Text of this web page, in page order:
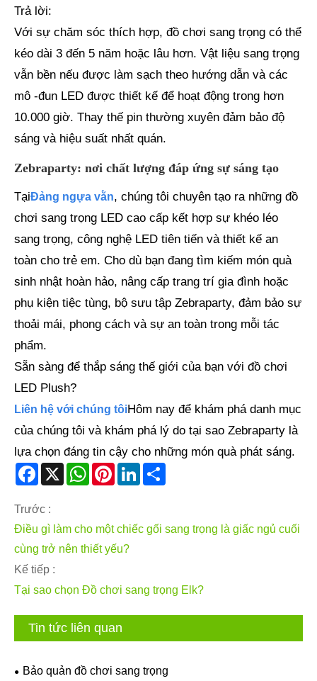
Trả lời:
Với sự chăm sóc thích hợp, đồ chơi sang trọng có thể
kéo dài 3 đến 5 năm hoặc lâu hơn. Vật liệu sang trọng
vẫn bền nếu được làm sạch theo hướng dẫn và các
mô -đun LED được thiết kế để hoạt động trong hơn
10.000 giờ. Thay thế pin thường xuyên đảm bảo độ
sáng và hiệu suất nhất quán.
Zebraparty: nơi chất lượng đáp ứng sự sáng tạo
TạiĐảng ngựa vằn, chúng tôi chuyên tạo ra những đồ
chơi sang trọng LED cao cấp kết hợp sự khéo léo
sang trọng, công nghệ LED tiên tiến và thiết kế an
toàn cho trẻ em. Cho dù bạn đang tìm kiếm món quà
sinh nhật hoàn hảo, nâng cấp trang trí gia đình hoặc
phụ kiện tiệc tùng, bộ sưu tập Zebraparty, đảm bảo sự
thoải mái, phong cách và sự an toàn trong mỗi tác
phẩm.
Sẵn sàng để thắp sáng thế giới của bạn với đồ chơi
LED Plush?
Liên hệ với chúng tôiHôm nay để khám phá danh mục
của chúng tôi và khám phá lý do tại sao Zebraparty là
lựa chọn đáng tin cậy cho những món quà phát sáng.
Facebook
X WhatsAppPinterestLinkedIn
Trước :
Điều gì làm cho một chiếc gối sang trọng là giấc ngủ cuối
cùng trở nên thiết yếu?
Kế tiếp :
Tại sao chọn Đồ chơi sang trọng Elk?
Tin tức liên quan
Bảo quản đồ chơi sang trọng